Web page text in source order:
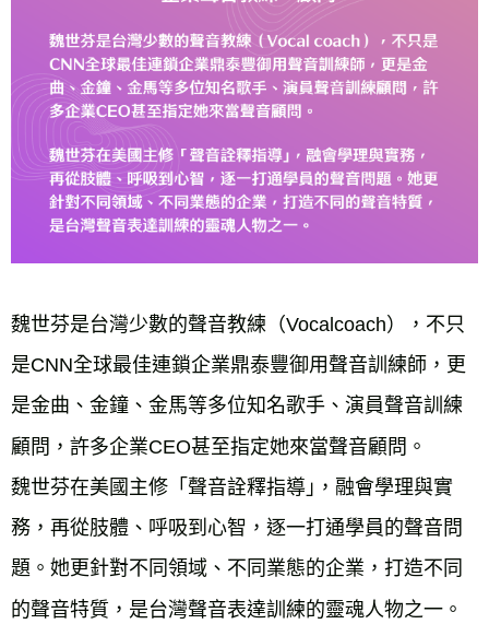
魏世芬是台灣少數的聲音教練（Vocalcoach），不只
是CNN全球最佳連鎖企業鼎泰豐御用聲音訓練師，更
是金曲、金鐘、金馬等多位知名歌手、演員聲音訓練
顧問，許多企業CEO甚至指定她來當聲音顧問。
魏世芬在美國主修「聲音詮釋指導｣，融會學理與實
務，再從肢體、呼吸到心智，逐一打通學員的聲音問
題。她更針對不同領域、不同業態的企業，打造不同
的聲音特質，是台灣聲音表達訓練的靈魂人物之一。